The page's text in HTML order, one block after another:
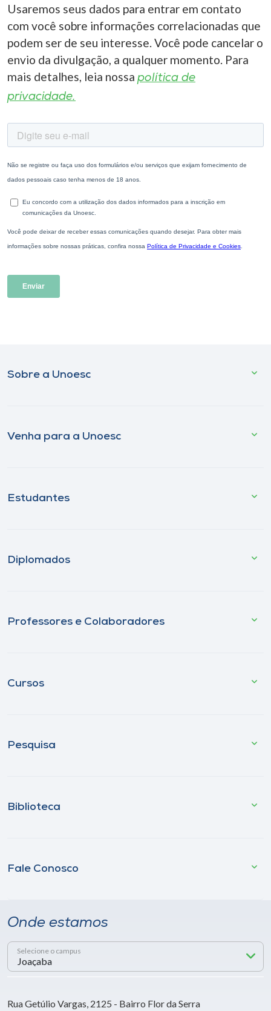
Usaremos seus dados para entrar em contato
com você sobre informações correlacionadas que
podem ser de seu interesse. Você pode cancelar o
envio da divulgação, a qualquer momento. Para
mais detalhes, leia nossa política de
privacidade.
Sobre a Unoesc
Venha para a Unoesc
Estudantes
Diplomados
Professores e Colaboradores
Cursos
Pesquisa
Biblioteca
Fale Conosco
Onde estamos
Selecione o campus
Rua Getúlio Vargas, 2125 - Bairro Flor da Serra